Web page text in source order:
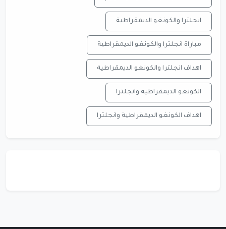
انجلترا والكونغو الديمقراطية
مباراة انجلترا والكونغو الديمقراطية
اهداف انجلترا والكونغو الديمقراطية
الكونغو الديمقراطية وانجلترا
اهداف الكونغو الديمقراطية وانجلترا